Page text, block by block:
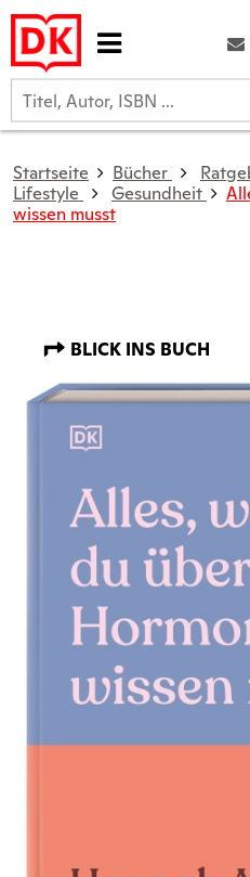
Startseite Bücher
Lifestyle
Gesundheit
wissen musst
BLICK INS BUCH